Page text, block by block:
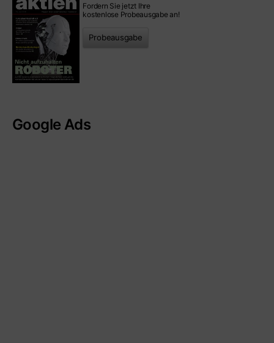
Fordern Sie jetzt Ihre
kostenlose Probeausgabe an!
Probeausgabe
Google Ads